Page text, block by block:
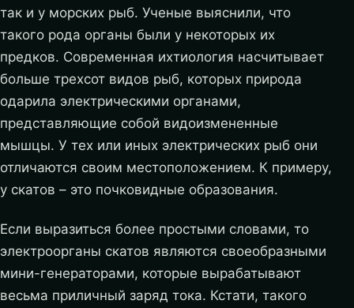
так и у морских рыб. Ученые выяснили, что
такого рода органы были у некоторых их
предков. Современная ихтиология насчитывает
больше трехсот видов рыб, которых природа
одарила электрическими органами,
представляющие собой видоизмененные
мышцы. У тех или иных электрических рыб они
отличаются своим местоположением. К примеру,
у скатов – это почковидные образования.
Если выразиться более простыми словами, то
электроорганы скатов являются своеобразными
мини-генераторами, которые вырабатывают
весьма приличный заряд тока. Кстати, такого